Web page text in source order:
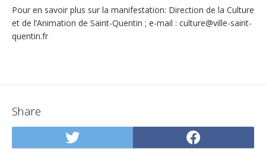
Pour en savoir plus sur la manifestation: Direction de la Culture
et de l’Animation de Saint-Quentin ; e-mail : culture@ville-saint-
quentin.fr
Share
Share
on
on